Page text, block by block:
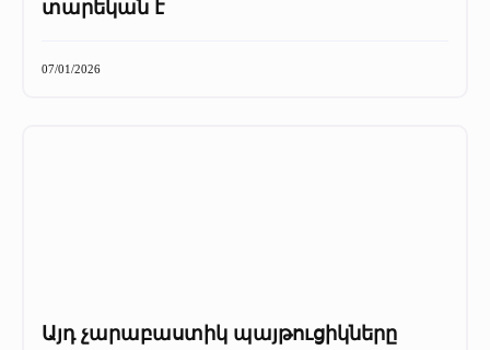
տարեկան է
07/01/2026
Այդ չարաբաստիկ պայթուցիկները